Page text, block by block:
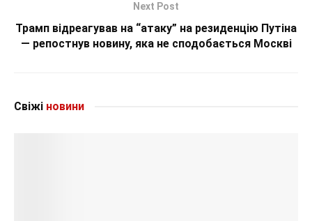
Next Post
Трамп відреагував на “атаку” на резиденцію Путіна
— репостнув новину, яка не сподобається Москві
Свіжі новини